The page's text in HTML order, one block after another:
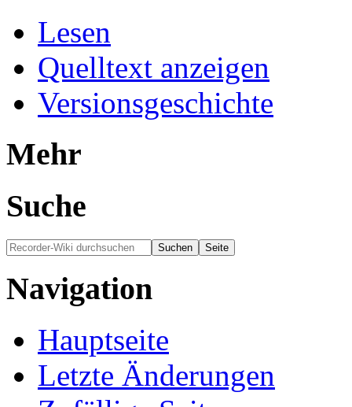
Lesen
Quelltext anzeigen
Versionsgeschichte
Mehr
Suche
Navigation
Hauptseite
Letzte Änderungen